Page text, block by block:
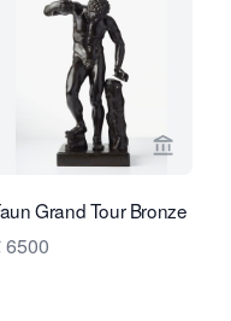
von Toebosch
Grand Tour Bronze
6500